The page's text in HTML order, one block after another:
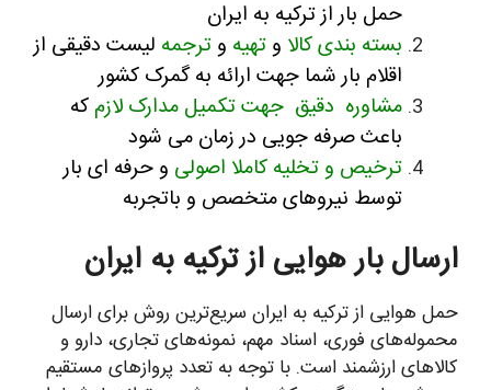
حمل بار از ترکیه به ایران
بسته بندی کالاوتهیهوترجمهلیست دقیقی از
اقلام بارشما جهت ارائه به گمرک کشور
مشاوره دقیق جهت تکمیل مدارک لازم که
باعث صرفه جویی در زمان می شود
ترخیص و تخلیه کاملا اصولیو حرفه ای بار
توسط نیروهای متخصص و باتجربه
بار هوایی از ترکیه به ایران
هوایی از ترکیه به ایران سریع‌ترین روش برای ارسال
فوری، اسناد مهم، نمونه‌های تجاری، دارو و
ارزشمند است. با توجه به تعدد پروازهای مستقیم